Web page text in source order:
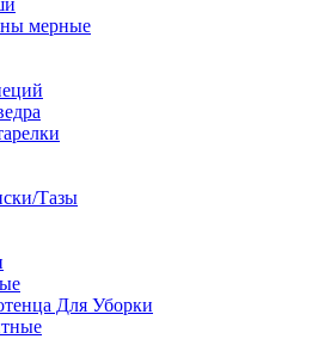
мерные
Тазы
Для Уборки